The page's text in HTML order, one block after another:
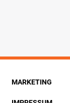
MARKETING